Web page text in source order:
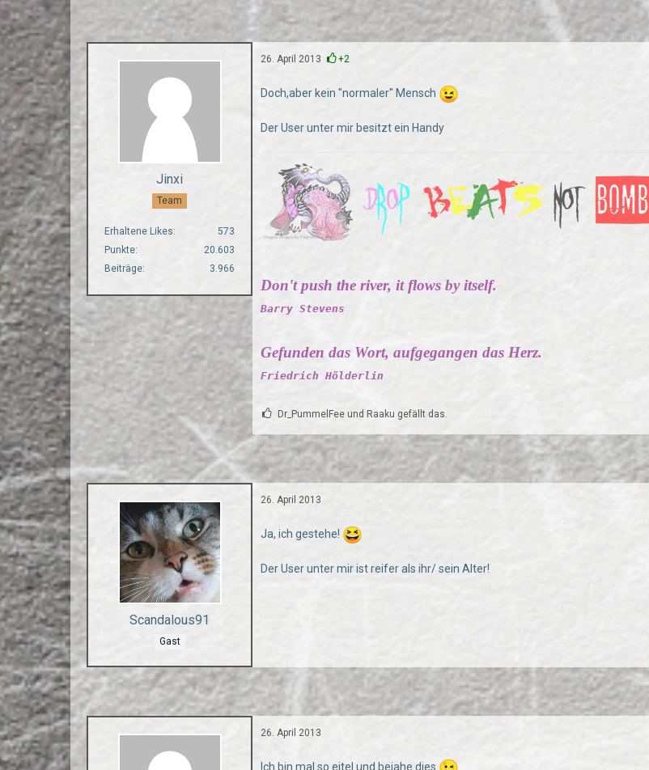
Jinxi
Team
Erhaltene Likes
573
Punkte
20.603
Beiträge
3.966
26. April 2013 +2
Doch,aber kein "normaler" Mensch
Der User unter mir besitzt ein Handy
Don't push the river, it flows by itself.
Barry Stevens
Gefunden das Wort, aufgegangen das Herz.
Friedrich Hölderlin
Dr_PummelFee und Raaku gefällt das.
Scandalous91
Gast
26. April 2013
Ja, ich gestehe!
Der User unter mir ist reifer als ihr/ sein Alter!
26. April 2013
Ich bin mal so eitel und bejahe dies